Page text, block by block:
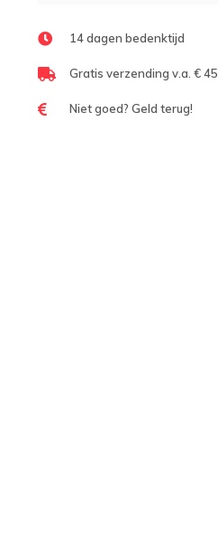
14 dagen bedenktijd
Gratis verzending v.a. € 45
Niet goed? Geld terug!